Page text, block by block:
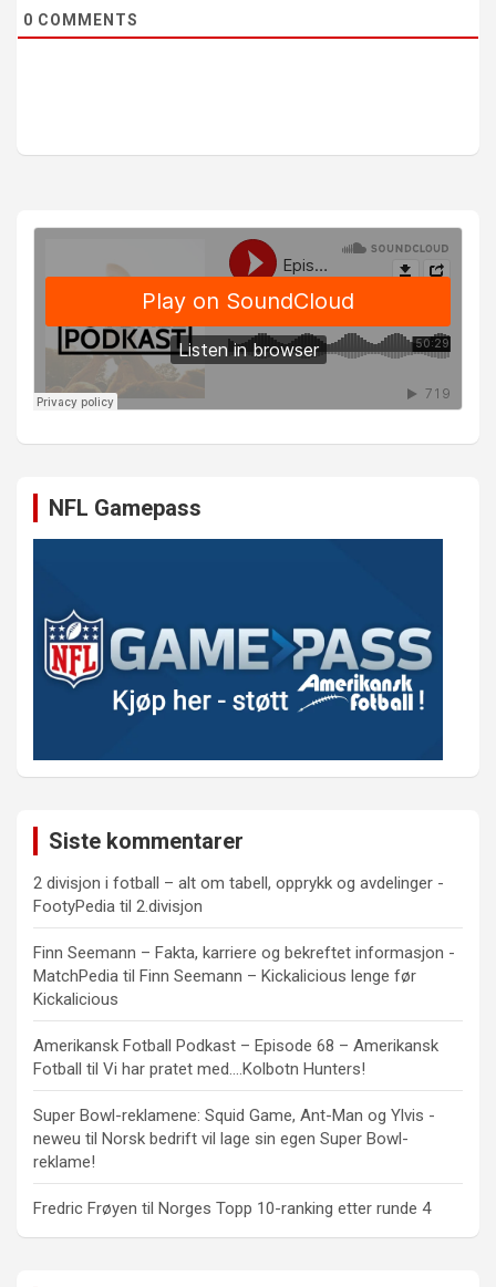
0 COMMENTS
NFL Gamepass
Siste kommentarer
2 divisjon i fotball – alt om tabell, opprykk og avdelinger -
FootyPedia til 2.divisjon
Finn Seemann – Fakta, karriere og bekreftet informasjon -
MatchPedia til Finn Seemann – Kickalicious lenge før
Kickalicious
Amerikansk Fotball Podkast – Episode 68 – Amerikansk
Fotball til Vi har pratet med….Kolbotn Hunters!
Super Bowl-reklamene: Squid Game, Ant-Man og Ylvis -
neweu til Norsk bedrift vil lage sin egen Super Bowl-
reklame!
Fredric Frøyen til Norges Topp 10-ranking etter runde 4